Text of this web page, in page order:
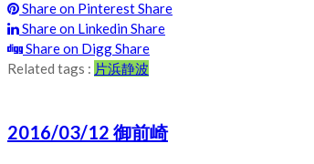
Share on PinterestShare
Share on LinkedinShare
Share on DiggShare
Related tags : 片浜静波
2016/03/12 御前崎